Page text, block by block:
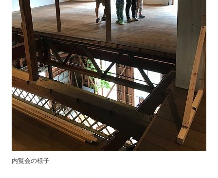
内覧会の様子